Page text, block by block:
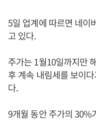
5일 업계에 따르면 네이
고 있다.
주가는 1월10일까지만
후 계속 내림세를 보이
다.
9개월 동안 주가의 30%